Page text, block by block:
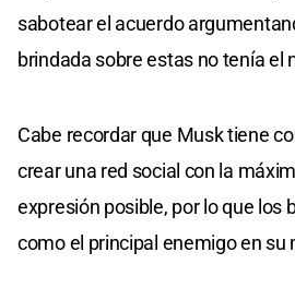
sabotear el acuerdo
brindada sobre estas no tenía el
Cabe recordar que Musk tiene
crear una red social con la
expresión posible, por lo que los
como el principal enemigo en su